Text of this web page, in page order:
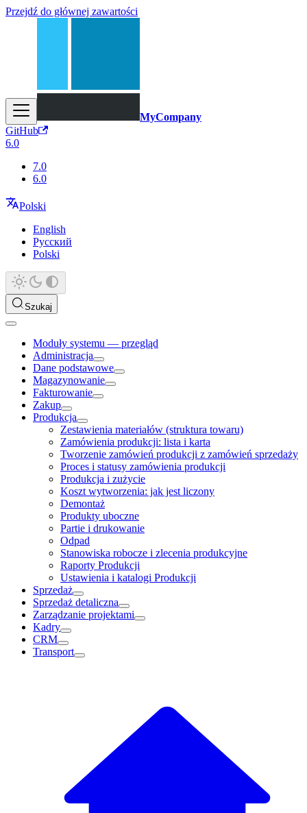
Przejdź do głównej zawartości
MyCompany
GitHub
6.0
7.0
6.0
Polski
English
Русский
Polski
Szukaj
Moduły systemu — przegląd
Administracja
Dane podstawowe
Magazynowanie
Fakturowanie
Zakup
Produkcja
Zestawienia materiałów (struktura towaru)
Zamówienia produkcji: lista i karta
Tworzenie zamówień produkcji z zamówień sprzedaży
Proces i statusy zamówienia produkcji
Produkcja i zużycie
Koszt wytworzenia: jak jest liczony
Demontaż
Produkty uboczne
Partie i drukowanie
Odpad
Stanowiska robocze i zlecenia produkcyjne
Raporty Produkcji
Ustawienia i katalogi Produkcji
Sprzedaż
Sprzedaż detaliczna
Zarządzanie projektami
Kadry
CRM
Transport